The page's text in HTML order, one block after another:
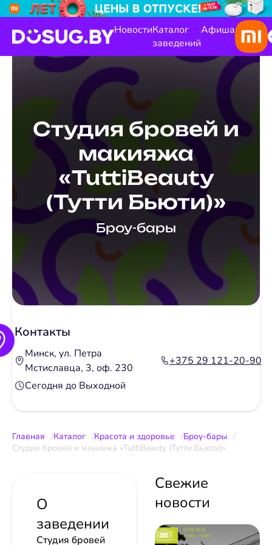
НовостиКаталог
заведений
Афиша
Студия бровей и
макияжа
«TuttiBeauty
(Тутти Бьюти)»
Броу-бары
Контакты
Минск, ул. Петра
Мстиславца, 3, оф. 230
+375 29 121-20-90
Сегодня до Выходной
Главная Каталог Красота и здоровье
Броу-бары
Студия бровей и макияжа «TuttiBeauty (Тутти Бьюти)»
О
заведении
Студия бровей
Свежие
новости